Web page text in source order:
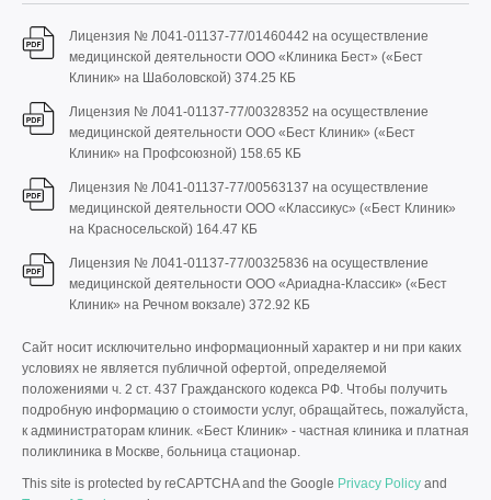
Лицензия № Л041-01137-77/01460442 на осуществление
медицинской деятельности ООО «Клиника Бест» («Бест
Клиник» на Шаболовской) 374.25 КБ
Лицензия № Л041-01137-77/00328352 на осуществление
медицинской деятельности ООО «Бест Клиник» («Бест
Клиник» на Профсоюзной) 158.65 КБ
Лицензия № Л041-01137-77/00563137 на осуществление
медицинской деятельности ООО «Классикус» («Бест Клиник»
на Красносельской) 164.47 КБ
Лицензия № Л041-01137-77/00325836 на осуществление
медицинской деятельности ООО «Ариадна-Классик» («Бест
Клиник» на Речном вокзале) 372.92 КБ
Сайт носит исключительно информационный характер и ни при каких
условиях не является публичной офертой, определяемой
положениями ч. 2 ст. 437 Гражданского кодекса РФ. Чтобы получить
подробную информацию о стоимости услуг, обращайтесь, пожалуйста,
к администраторам клиник. «Бест Клиник» - частная клиника и платная
поликлиника в Москве, больница стационар.
This site is protected by reCAPTCHA and the Google Privacy Policy and